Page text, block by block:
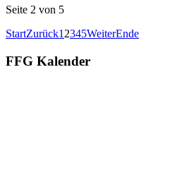
Seite 2 von 5
StartZurück1 2345WeiterEnde
FFG Kalender